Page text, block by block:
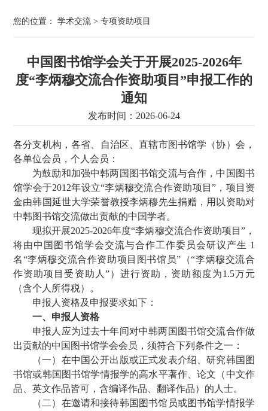
您的位置： 学术交流 > 专项资助项目
中国图书馆学会关于开展2025-2026年
度“李炳穆交流合作资助项目”申报工作的
通知
发布时间：2026-06-24
各分支机构，各省、自治区、直辖市图书馆学（协）会，
各单位会员，个人会员：
为鼓励和加强中韩两国图书馆交流与合作，中国图书
馆学会于2012年设立“李炳穆交流合作资助项目”，项目资
金由韩国延世大学荣誉教授李炳穆先生捐赠，用以资助对
中韩图书馆交流做出贡献的中国学者。
现拟开展2025-2026年度“李炳穆交流合作资助项目”，
将由中国图书馆学会交流与合作工作委员会研议产生 1
名“李炳穆交流合作资助项目图书馆员”（“李炳穆交流合
作资助项目受资助人”）进行资助，资助额度为1.5万元
（含个人所得税）。
申报人资格及申报要求如下：
一、申报人资格
申报人应为过去十年间对中韩两国图书馆交流合作做
出贡献的中国图书馆学会会员，须符合下列条件之一：
（一）在中国公开出版或正式发表介绍、研究韩国图
书馆或韩国图书馆学情报学的高水平著作、论文（中文作
品、英文作品皆可，含编译作品、翻译作品）的人士。
（二）在邀请和接待韩国图书馆员或图书馆学情报学